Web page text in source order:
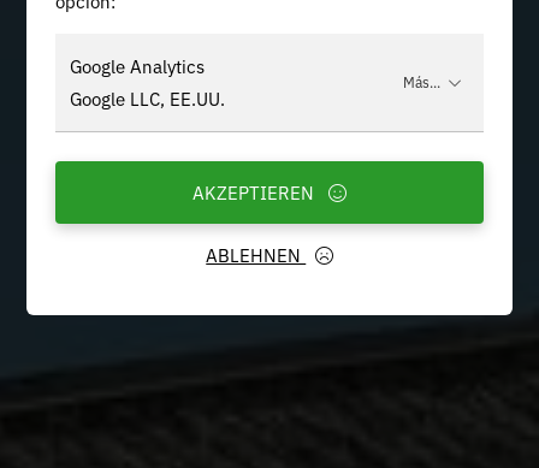
Google Analytics
Google LLC, EE.UU.
Más...
ABLEHNEN
AKZEPTIEREN